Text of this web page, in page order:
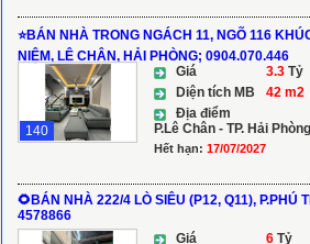
⭐️BÁN NHÀ TRONG NGÁCH 11, NGÕ 116
NIỆM, LÊ CHÂN, HẢI PHÒNG; 0904.070.446
140
Giá 3.3 Tỷ
Diện tích MB
42 m2
Địa điểm
P.Lê Chân - TP. Hải
Hết hạn: 17/07/2027
🌻BÁN NHÀ 222/4 LÒ SIÊU (P12, Q11), P.PHÚ
4578866
Giá 6 Tỷ